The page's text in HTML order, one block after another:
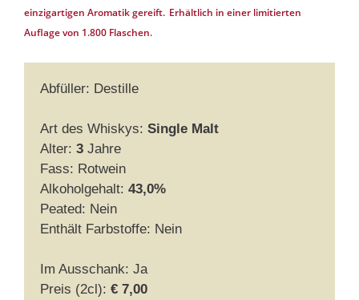
einzigartigen Aromatik gereift. Erhältlich in einer limitierten
Auflage von 1.800 Flaschen.
Abfüller: Destille
Art des Whiskys: Single Malt
Alter: 3 Jahre
Fass: Rotwein
Alkoholgehalt: 43,0%
Peated: Nein
Enthält Farbstoffe: Nein
Im Ausschank: Ja
Preis (2cl): € 7,00